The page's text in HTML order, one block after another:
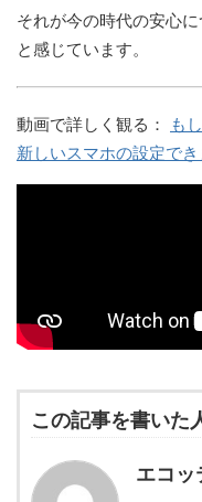
それが今の時代の安心に
と感じています。
動画で詳しく観る：
も
新しいスマホの設定でき
この記事を書いた
エコッ